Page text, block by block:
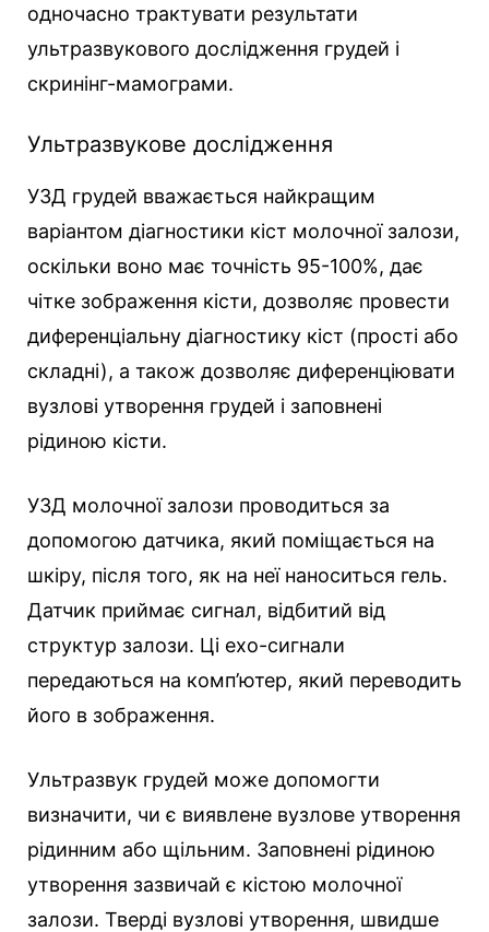
одночасно трактувати результати
ультразвукового дослідження грудей і
скринінг-мамограми.
Ультразвукове дослідження
УЗД грудей вважається найкращим
варіантом діагностики кіст молочної залози,
оскільки воно має точність 95-100%, дає
чітке зображення кісти, дозволяє провести
диференціальну діагностику кіст (прості або
складні), а також дозволяє диференціювати
вузлові утворення грудей і заповнені
рідиною кісти.
УЗД молочної залози проводиться за
допомогою датчика, який поміщається на
шкіру, після того, як на неї наноситься гель.
Датчик приймає сигнал, відбитий від
структур залози. Ці ехо-сигнали
передаються на комп’ютер, який переводить
його в зображення.
Ультразвук грудей може допомогти
визначити, чи є виявлене вузлове утворення
рідинним або щільним. Заповнені рідиною
утворення зазвичай є кістою молочної
залози. Тверді вузлові утворення, швидше